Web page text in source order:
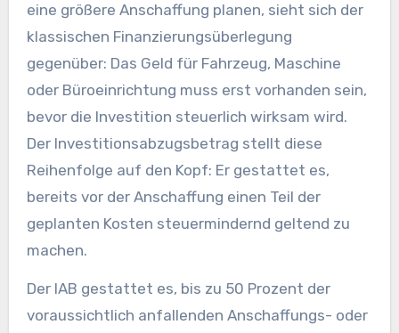
eine größere Anschaffung planen, sieht sich der
klassischen Finanzierungsüberlegung
gegenüber: Das Geld für Fahrzeug, Maschine
oder Büroeinrichtung muss erst vorhanden sein,
bevor die Investition steuerlich wirksam wird.
Der Investitionsabzugsbetrag stellt diese
Reihenfolge auf den Kopf: Er gestattet es,
bereits vor der Anschaffung einen Teil der
geplanten Kosten steuermindernd geltend zu
machen.
Der IAB gestattet es, bis zu 50 Prozent der
voraussichtlich anfallenden Anschaffungs- oder